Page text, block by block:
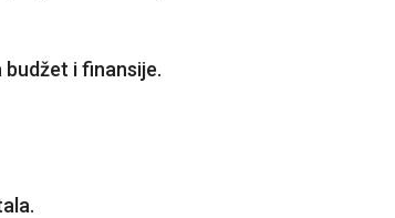
i finansije.